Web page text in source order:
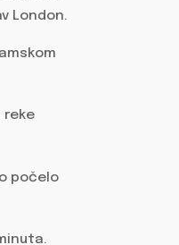
London.
reke
počelo